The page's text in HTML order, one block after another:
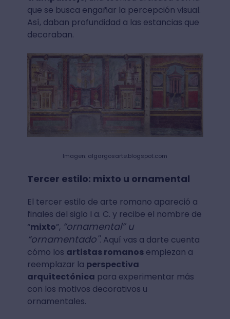
que se busca engañar la percepción visual.
Así, daban profundidad a las estancias que
decoraban.
Imagen: algargosarte.blogspot.com
Tercer estilo: mixto u ornamental
El tercer estilo de arte romano apareció a
finales del siglo I a. C. y recibe el nombre de
“mixto”, “ornamental” u
“ornamentado''. Aquí vas a darte cuenta
cómo los artistas romanosempiezan a
reemplazar la perspectiva
arquitectónica para experimentar más
con los motivos decorativos u
ornamentales.